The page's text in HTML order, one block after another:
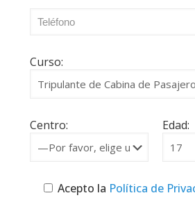
Curso:
Centro: Edad:
Acepto la Política de